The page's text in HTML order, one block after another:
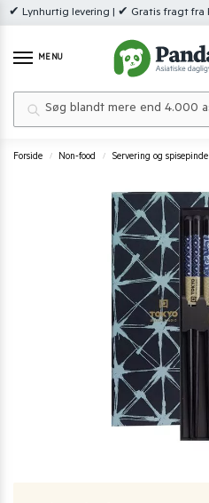
✔ Lynhurtig levering | ✔ Gratis fragt fra
MENU
Forside / Non-food / Servering og spisepinde